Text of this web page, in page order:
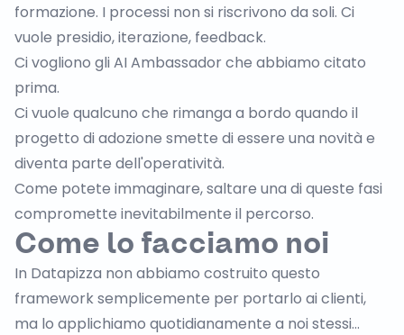
formazione. I processi non si riscrivono da soli. Ci
vuole presidio, iterazione, feedback.
Ci vogliono gli AI Ambassador che abbiamo citato
prima.
Ci vuole qualcuno che rimanga a bordo quando il
progetto di adozione smette di essere una novità e
diventa parte dell'operatività.
Come potete immaginare, saltare una di queste fasi
compromette inevitabilmente il percorso.
Come lo facciamo noi
In Datapizza non abbiamo costruito questo
framework semplicemente per portarlo ai clienti,
ma lo applichiamo quotidianamente a noi stessi…